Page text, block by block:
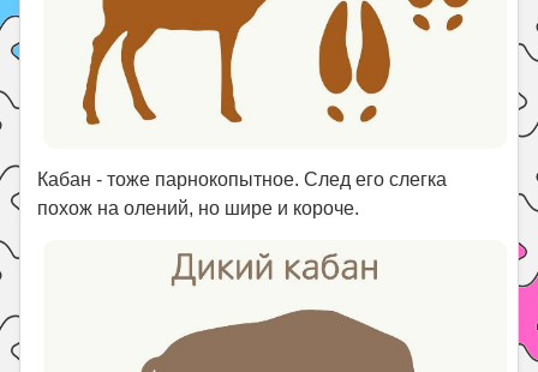
Кабан - тоже парнокопытное. След его слегка
похож на олений, но шире и короче.